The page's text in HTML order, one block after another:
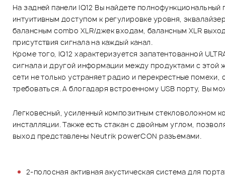
На задней панели IQ12 Вы найдете
интуитивным доступом к регулировке уровня,
балансным combo XLR/джек входам, балансным XLR
присутствия сигнала на каждый канал.
Кроме того, IQ12 характеризуется запатентованной
сигнала и другой информации между продуктами с
сети не только устраняет радио и перекрестные
требоваться. А блогадаря встроенному USB порту, Вы
Легковесный, усиленный композитным стекловолокном
инсталляции. Также есть стакан с двойным углом,
выход представлены Neutrik powerCON разъемами.
2-полосная активная акустическая система для